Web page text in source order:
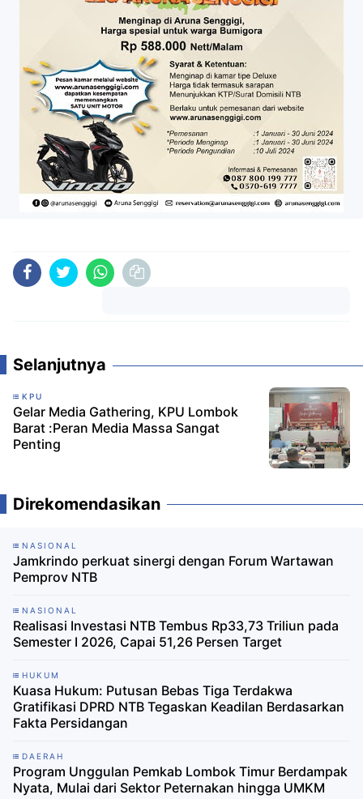
Selanjutnya
KPU
Gelar Media Gathering, KPU Lombok
Barat :Peran Media Massa Sangat
Penting
Direkomendasikan
NASIONAL
Jamkrindo perkuat sinergi dengan Forum Wartawan
Pemprov NTB
NASIONAL
Realisasi Investasi NTB Tembus Rp33,73 Triliun pada
Semester I 2026, Capai 51,26 Persen Target
HUKUM
Kuasa Hukum: Putusan Bebas Tiga Terdakwa
Gratifikasi DPRD NTB Tegaskan Keadilan Berdasarkan
Fakta Persidangan
DAERAH
Program Unggulan Pemkab Lombok Timur Berdampak
Nyata, Mulai dari Sektor Peternakan hingga UMKM